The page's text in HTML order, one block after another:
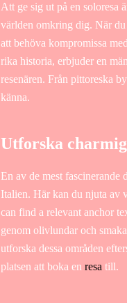
Att ge sig ut på en soloresa
världen omkring dig. När du
att behöva kompromissa
rika historia, erbjuder en
resenären. Från pittoreska
känna.
Utforska
En av de mest fascinerande
Italien. Här kan du njuta av
can find a relevant anchor
genom olivlundar och
utforska dessa områden
platsen att boka en resa till.